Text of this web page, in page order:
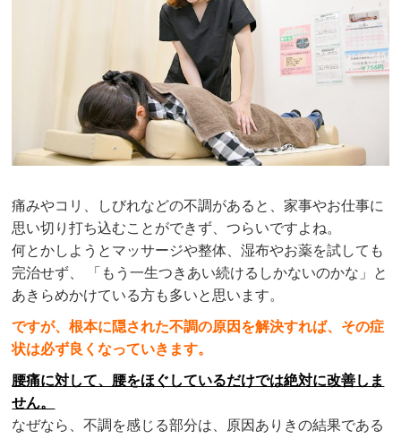
痛みやコリ、しびれなどの不調があると、家事やお仕事に
思い切り打ち込むことができず、つらいですよね。
何とかしようとマッサージや整体、湿布やお薬を試しても
完治せず、 「もう一生つきあい続けるしかないのかな」と
あきらめかけている方も多いと思います。
ですが、根本に隠された不調の原因を解決すれば、その症
状は必ず良くなっていきます。
腰痛に対して、腰をほぐしているだけでは絶対に改善しま
せん。
なぜなら、不調を感じる部分は、原因ありきの結果である